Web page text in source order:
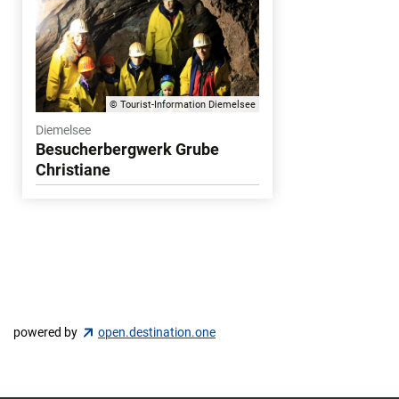
© Tourist-Information Diemelsee
Diemelsee
Besucherbergwerk Grube
Christiane
powered by open.destination.one